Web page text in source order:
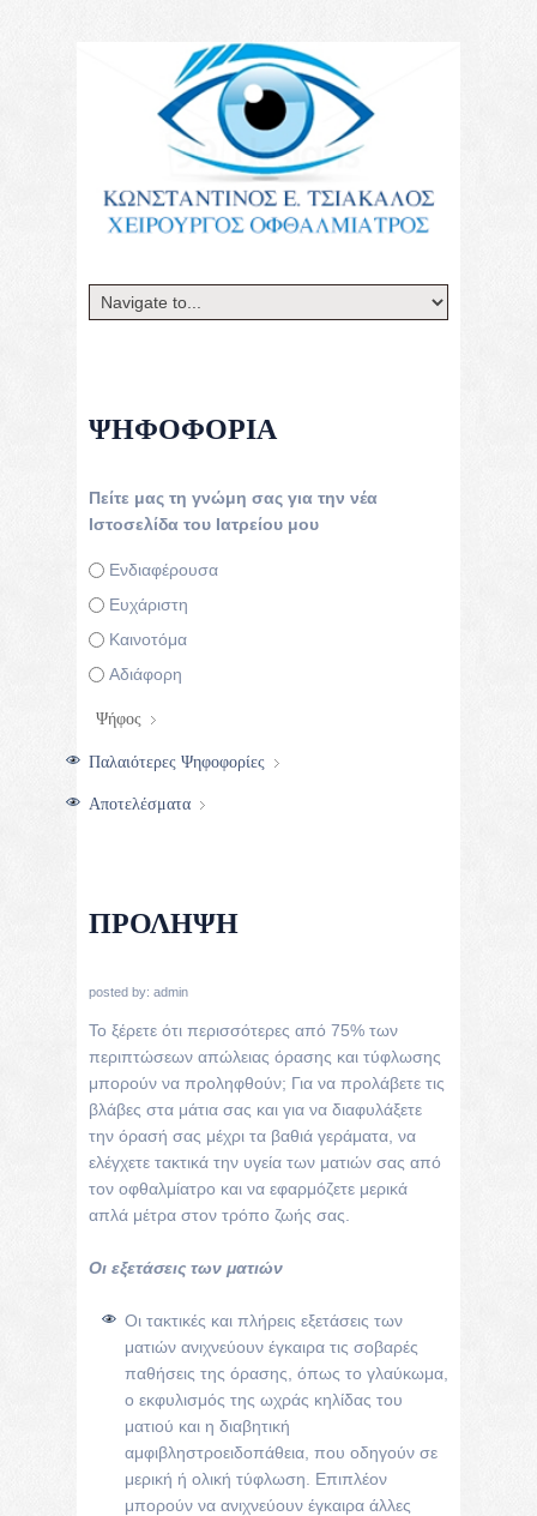
ΨΗΦΟΦΟΡΊΑ
Πείτε μας τη γνώμη σας για την νέα
Ιστοσελίδα του Ιατρείου μου
Επιλογές
Ενδιαφέρουσα
Ευχάριστη
Καινοτόμα
Αδιάφορη
Παλαιότερες Ψηφοφορίες
Αποτελέσματα
ΠΡΌΛΗΨΗ
posted by: admin
Το ξέρετε ότι περισσότερες από 75% των
περιπτώσεων απώλειας όρασης και τύφλωσης
μπορούν να προληφθούν; Για να προλάβετε τις
βλάβες στα μάτια σας και για να διαφυλάξετε
την όρασή σας μέχρι τα βαθιά γεράματα, να
ελέγχετε τακτικά την υγεία των ματιών σας από
τον οφθαλμίατρο και να εφαρμόζετε μερικά
απλά μέτρα στον τρόπο ζωής σας.
Οι εξετάσεις των ματιών
Οι τακτικές και πλήρεις εξετάσεις των
ματιών ανιχνεύουν έγκαιρα τις σοβαρές
παθήσεις της όρασης, όπως το γλαύκωμα,
ο εκφυλισμός της ωχράς κηλίδας του
ματιού και η διαβητική
αμφιβληστροειδοπάθεια, που οδηγούν σε
μερική ή ολική τύφλωση. Επιπλέον
μπορούν να ανιχνεύουν έγκαιρα άλλες